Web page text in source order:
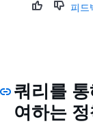
피드
쿼리를
여하는